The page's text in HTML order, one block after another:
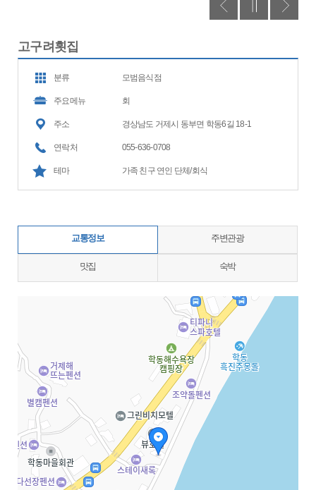
고구려횟집
분류 모범음식점
주요메뉴 회
주소 경상남도 거제시 동부면 학동6길 18-1
연락처 055-636-0708
테마 가족 친구 연인 단체/회식
교통정보 주변관광
맛집 숙박